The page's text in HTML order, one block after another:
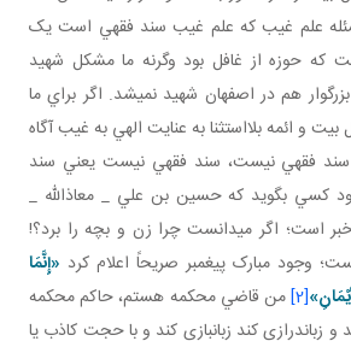
علم غيب که علم غيب سند فقهي است يک
که حوزه از غافل بود وگرنه ما مشکل شهيد
هم در اصفهان شهيد نمي شد. اگر براي ما
و ائمه بلااستثنا به عنايت الهي به غيب آگاه
فقهي نيست، سند فقهي نيست يعني سند
کسي بگويد که حسين بن علي _ معاذالله _
است؛ اگر مي دانست چرا زن و بچه را برد؟!
وجود مبارک پيغمبر صريحاً اعلام کرد «إِنَّمَا
[2] من قاضي محکمه هستم، حاکم محکمه
درازي کند زبان بازي کند و با حجت کاذب يا